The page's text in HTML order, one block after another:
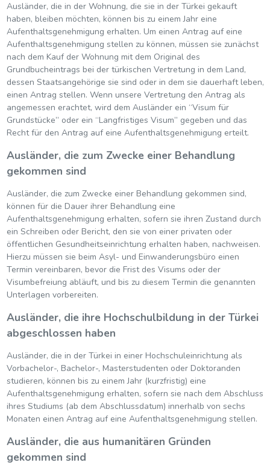
Ausländer, die in der Wohnung, die sie in der Türkei gekauft
haben, bleiben möchten, können bis zu einem Jahr eine
Aufenthaltsgenehmigung erhalten. Um einen Antrag auf eine
Aufenthaltsgenehmigung stellen zu können, müssen sie zunächst
nach dem Kauf der Wohnung mit dem Original des
Grundbucheintrags bei der türkischen Vertretung in dem Land,
dessen Staatsangehörige sie sind oder in dem sie dauerhaft leben,
einen Antrag stellen. Wenn unsere Vertretung den Antrag als
angemessen erachtet, wird dem Ausländer ein “Visum für
Grundstücke” oder ein “Langfristiges Visum” gegeben und das
Recht für den Antrag auf eine Aufenthaltsgenehmigung erteilt.
Ausländer, die zum Zwecke einer Behandlung
gekommen sind
Ausländer, die zum Zwecke einer Behandlung gekommen sind,
können für die Dauer ihrer Behandlung eine
Aufenthaltsgenehmigung erhalten, sofern sie ihren Zustand durch
ein Schreiben oder Bericht, den sie von einer privaten oder
öffentlichen Gesundheitseinrichtung erhalten haben, nachweisen.
Hierzu müssen sie beim Asyl- und Einwanderungsbüro einen
Termin vereinbaren, bevor die Frist des Visums oder der
Visumbefreiung abläuft, und bis zu diesem Termin die genannten
Unterlagen vorbereiten.
Ausländer, die ihre Hochschulbildung in der Türkei
abgeschlossen haben
Ausländer, die in der Türkei in einer Hochschuleinrichtung als
Vorbachelor-, Bachelor-, Masterstudenten oder Doktoranden
studieren, können bis zu einem Jahr (kurzfristig) eine
Aufenthaltsgenehmigung erhalten, sofern sie nach dem Abschluss
ihres Studiums (ab dem Abschlussdatum) innerhalb von sechs
Monaten einen Antrag auf eine Aufenthaltsgenehmigung stellen.
Ausländer, die aus humanitären Gründen
gekommen sind